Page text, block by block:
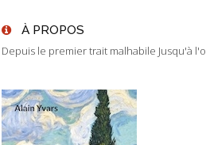
À PROPOS
Depuis le premier trait malhabile Jusqu'à